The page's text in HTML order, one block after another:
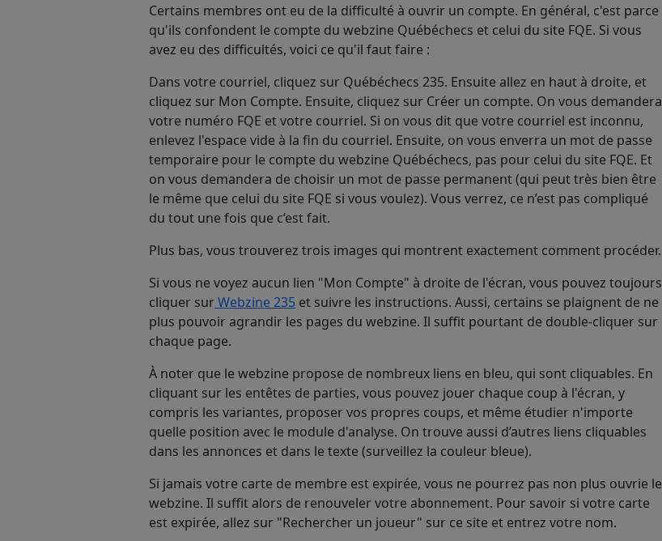
Certains membres ont eu de la difficulté à ouvrir un compte. En général, c'est parce
qu'ils confondent le compte du webzine Québéchecs et celui du site FQE. Si vous
avez eu des difficultés, voici ce qu'il faut faire :
Dans votre courriel, cliquez sur Québéchecs 235. Ensuite allez en haut à droite, et
cliquez sur Mon Compte. Ensuite, cliquez sur Créer un compte. On vous demandera
votre numéro FQE et votre courriel. Si on vous dit que votre courriel est inconnu,
enlevez l'espace vide à la fin du courriel. Ensuite, on vous enverra un mot de passe
temporaire pour le compte du webzine Québéchecs, pas pour celui du site FQE. Et
on vous demandera de choisir un mot de passe permanent (qui peut très bien être
le même que celui du site FQE si vous voulez). Vous verrez, ce n’est pas compliqué
du tout une fois que c’est fait.
Plus bas, vous trouverez trois images qui montrent exactement comment procéder.
Si vous ne voyez aucun lien "Mon Compte" à droite de l'écran, vous pouvez toujours
cliquer surWebzine 235 et suivre les instructions. Aussi, certains se plaignent de ne
plus pouvoir agrandir les pages du webzine. Il suffit pourtant de double-cliquer sur
chaque page.
À noter que le webzine propose de nombreux liens en bleu, qui sont cliquables. En
cliquant sur les entêtes de parties, vous pouvez jouer chaque coup à l'écran, y
compris les variantes, proposer vos propres coups, et même étudier n'importe
quelle position avec le module d'analyse. On trouve aussi d’autres liens cliquables
dans les annonces et dans le texte (surveillez la couleur bleue).
Si jamais votre carte de membre est expirée, vous ne pourrez pas non plus ouvrie le
webzine. Il suffit alors de renouveler votre abonnement. Pour savoir si votre carte
est expirée, allez sur "Rechercher un joueur" sur ce site et entrez votre nom.